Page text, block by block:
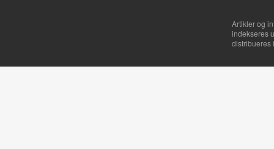
Artikler og
indekseres
distribueres